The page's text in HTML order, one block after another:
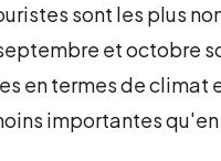
sont les plus
et octobre
en termes de climat
importantes